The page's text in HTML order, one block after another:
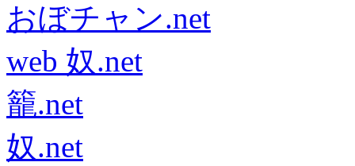
おぼチャン.net
web 奴.net
籠.net
奴.net